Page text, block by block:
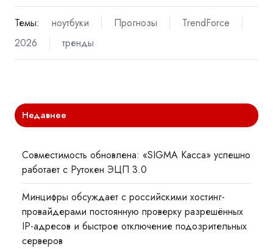
Темы: ноутбуки Прогнозы
TrendForce
2026
тренды
Недавнее
Совместимость обновлена: «SIGMA Касса» успешно
работает с Рутокен ЭЦП 3.0
Минцифры обсуждает с российскими хостинг-
провайдерами постоянную проверку разрешённых
IP-адресов и быстрое отключение подозрительных
серверов